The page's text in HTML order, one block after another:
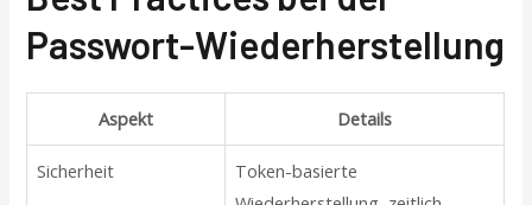
Passwort-Wiederherstellung
Aspekt Details
Sicherheit
Token-basierte